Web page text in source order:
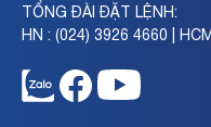
TỔNG ĐÀI ĐẶT LỆNH:
HN : (024) 3926 4660 |